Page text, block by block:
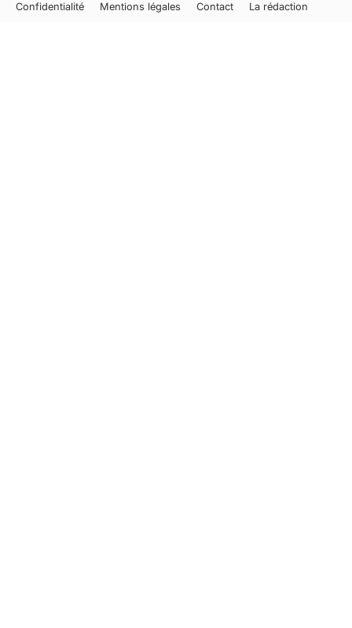
Confidentialité
Mentions légales Contact La rédaction